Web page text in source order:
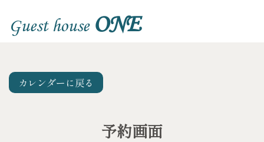
Guest house ONE
カレンダーに戻る
予約画面